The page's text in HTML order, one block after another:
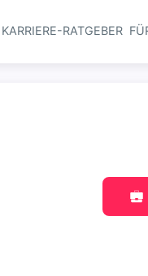
Haupt-Navigation
KARRIERE-RATGEBER